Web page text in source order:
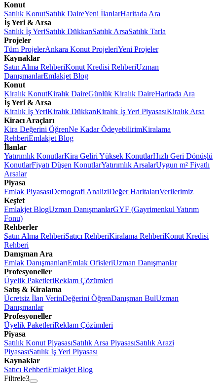
Konut
Satılık KonutSatılık DaireYeni İlanlarHaritada Ara
İş Yeri & Arsa
Satılık İş YeriSatılık DükkanSatılık ArsaSatılık Tarla
Projeler
Tüm ProjelerAnkara Konut ProjeleriYeni Projeler
Kaynaklar
Satın Alma RehberiKonut Kredisi RehberiUzman
DanışmanlarEmlakjet Blog
Konut
Kiralık KonutKiralık DaireGünlük Kiralık DaireHaritada Ara
İş Yeri & Arsa
Kiralık İş YeriKiralık DükkanKiralık İş Yeri PiyasasıKiralık Arsa
Kiracı Araçları
Kira Değerini ÖğrenNe Kadar ÖdeyebilirimKiralama
RehberiEmlakjet Blog
İlanlar
Yatırımlık KonutlarKira Geliri Yüksek KonutlarHızlı Geri Dönüşlü
KonutlarFiyatı Düşen KonutlarYatırımlık ArsalarUygun m² Fiyatlı
Arsalar
Piyasa
Emlak PiyasasıDemografi AnaliziDeğer HaritalarıVerilerimiz
Keşfet
Emlakjet BlogUzman DanışmanlarGYF (Gayrimenkul Yatırım
Fonu)
Rehberler
Satın Alma RehberiSatıcı RehberiKiralama RehberiKonut Kredisi
Rehberi
Danışman Ara
Emlak DanışmanlarıEmlak OfisleriUzman Danışmanlar
Profesyoneller
Üyelik PaketleriReklam Çözümleri
Satış & Kiralama
Ücretsiz İlan VerinDeğerini ÖğrenDanışman BulUzman
Danışmanlar
Profesyoneller
Üyelik PaketleriReklam Çözümleri
Piyasa
Satılık Konut PiyasasıSatılık Arsa PiyasasıSatılık Arazi
PiyasasıSatılık İş Yeri Piyasası
Kaynaklar
Satıcı RehberiEmlakjet Blog
Filtrele3